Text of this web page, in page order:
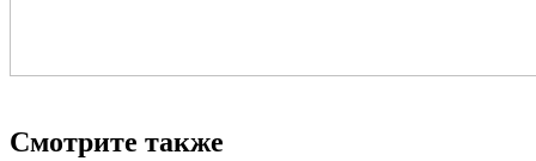
Смотрите также